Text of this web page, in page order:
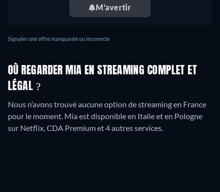
M'avertir
Signaler une offre manquante ou incorrecte
OÙ REGARDER MIA EN STREAMING COMPLET ET
LÉGAL ?
Nous n’avons trouvé aucune option de streaming en France
pour le moment. Mia est disponible en Italie et en Pologne
sur Netflix, CDA Premium et 4 autres services.